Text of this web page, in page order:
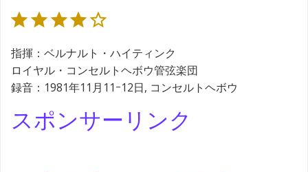
指揮：ベルナルト・ハイティンク
ロイヤル・コンセルトヘボウ管弦楽団
録音：1981年11月11ｰ12日, コンセルトヘボウ
スポンサーリンク